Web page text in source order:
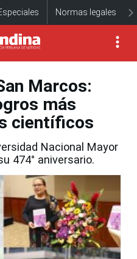
Normas legales
Marcos:
más
científicos
Nacional Mayor
474° aniversario.